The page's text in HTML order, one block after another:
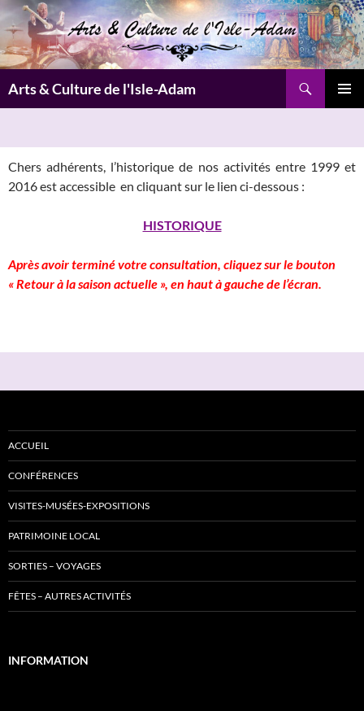
Aller
au
contenu
Arts & Culture de l'Isle-Adam
Chers adhérents, l’historique de nos activités entre 1999 et
2016 est accessible en cliquant sur le lien ci-dessous :
HISTORIQUE
Après avoir terminé votre consultation, cliquez sur le bouton
« Retour à la saison actuelle », en haut à gauche de l’écran.
ACCUEIL
CONFÉRENCES
VISITES-MUSÉES-EXPOSITIONS
PATRIMOINE LOCAL
SORTIES – VOYAGES
FÊTES – AUTRES ACTIVITÉS
INFORMATION